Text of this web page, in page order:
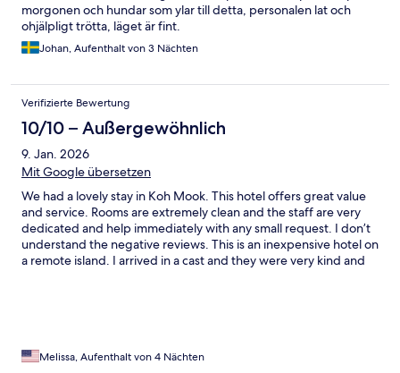
morgonen och hundar som ylar till detta, personalen lat och
ohjälpligt trötta, läget är fint.
Johan, Aufenthalt von 3 Nächten
Verifizierte Bewertung
10/10 – Außergewöhnlich
9. Jan. 2026
Mit Google übersetzen
We had a lovely stay in Koh Mook. This hotel offers great value
and service. Rooms are extremely clean and the staff are very
dedicated and help immediately with any small request. I don’t
understand the negative reviews. This is an inexpensive hotel on
a remote island. I arrived in a cast and they were very kind and
Melissa, Aufenthalt von 4 Nächten